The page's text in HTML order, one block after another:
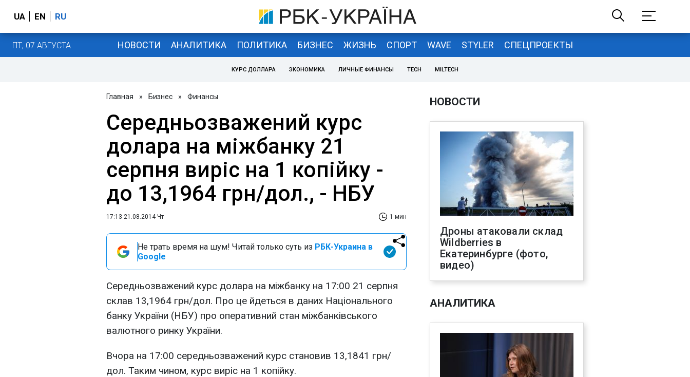
UA EN RU
ПТ, 07 АВГУСТА НОВОСТИ АНАЛИТИКА ПОЛИТИКА БИЗНЕС ЖИЗНЬ СПОРТ WAVE STYLER СПЕЦПРОЕКТЫ
КУРС ДОЛЛАРА ЭКОНОМИКА ЛИЧНЫЕ ФИНАНСЫ TECH MILTECH
Главная » Бизнес » Финансы
Середньозважений курс
долара на міжбанку 21
серпня виріс на 1 копійку -
до 13,1964 грн/дол., - НБУ
17:13 21.08.2014 Чт 1 мин
Не трать время на шум! Читай только суть из РБК-Украина в
Google
Середньозважений курс долара на міжбанку на 17:00 21 серпня
склав 13,1964 грн/дол. Про це йдеться в даних Національного
банку України (НБУ) про оперативний стан міжбанківського
валютного ринку України.
Вчора на 17:00 середньозважений курс становив 13,1841 грн/
дол. Таким чином, курс виріс на 1 копійку.
НОВОСТИ
Дроны атаковали склад
Wildberries в
Екатеринбурге (фото,
видео)
АНАЛИТИКА